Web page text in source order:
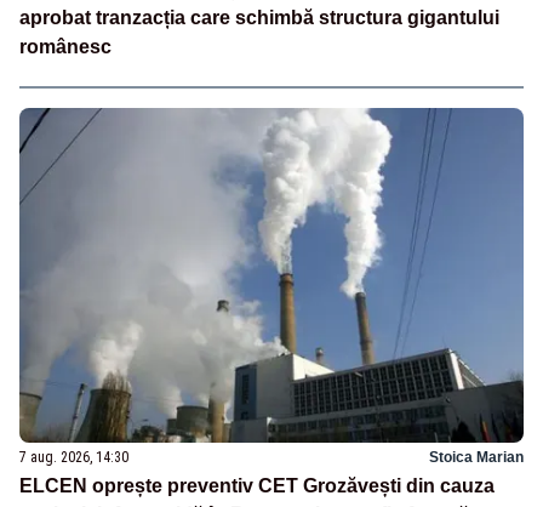
aprobat tranzacția care schimbă structura gigantului
românesc
7 aug. 2026, 14:30 Stoica Marian
ELCEN oprește preventiv CET Grozăvești din cauza